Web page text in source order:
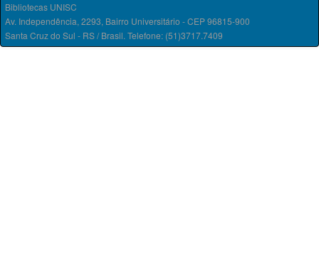
Bibliotecas UNISC
Av. Independência, 2293, Bairro Universitário - CEP 96815-900
Santa Cruz do Sul - RS / Brasil. Telefone: (51)3717.7409